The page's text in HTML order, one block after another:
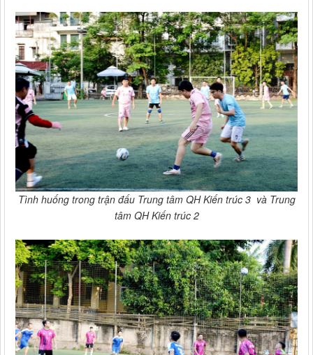
Tình huống trong trận đấu Trung tâm QH Kiến trúc 3 và Trung
tâm QH Kiến trúc 2